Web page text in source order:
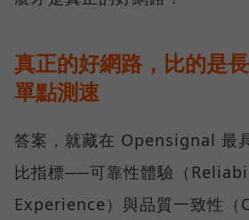
真正的好網路，比的是
單點測速
答案，就藏在 Opensignal 最
比指標──可靠性體驗（
Experience）與品質一致性